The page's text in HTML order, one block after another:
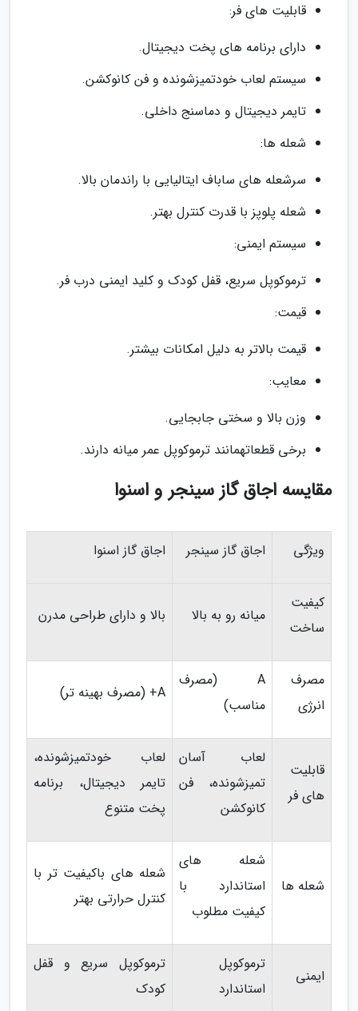
قابلیت های فر:
دارای برنامه های پخت دیجیتال.
سیستم لعاب خودتمیزشونده و فن کانوکشن.
تایمر دیجیتال و دماسنج داخلی.
شعله ها:
سرشعله های ساباف ایتالیایی با راندمان بالا.
شعله پلوپز با قدرت کنترل بهتر.
سیستم ایمنی:
ترموکوپل سریع، قفل کودک و کلید ایمنی درب فر.
قیمت:
قیمت بالاتر به دلیل امکانات بیشتر.
معایب:
وزن بالا و سختی جابجایی.
برخی قطعاتهمانند ترموکوپل عمر میانه دارند.
مقایسه اجاق گاز سینجر و اسنوا
ویژگی اجاق گاز سینجر اجاق گاز اسنوا
کیفیت
ساخت
میانه رو به بالا بالا و دارای طراحی مدرن
مصرف
انرژی
A (مصرف
مناسب)
A+ (مصرف بهینه تر)
قابلیت
های فر
لعاب آسان
تمیزشونده، فن
کانوکشن
لعاب خودتمیزشونده،
تایمر دیجیتال، برنامه
پخت متنوع
شعله ها
شعله های
استاندارد با
کیفیت مطلوب
شعله های باکیفیت تر با
کنترل حرارتی بهتر
ایمنی
ترموکوپل
استاندارد
ترموکوپل سریع و قفل
کودک